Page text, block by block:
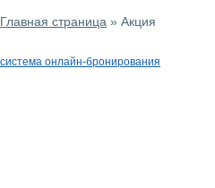
Главная страница » Акция
система онлайн-бронирования